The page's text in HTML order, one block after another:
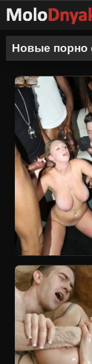
Новые порно